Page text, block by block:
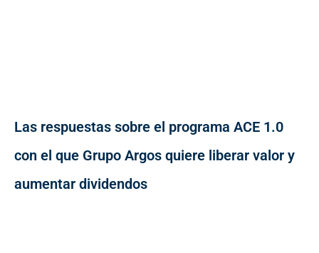
Las respuestas sobre el programa ACE 1.0
con el que Grupo Argos quiere liberar valor y
aumentar dividendos